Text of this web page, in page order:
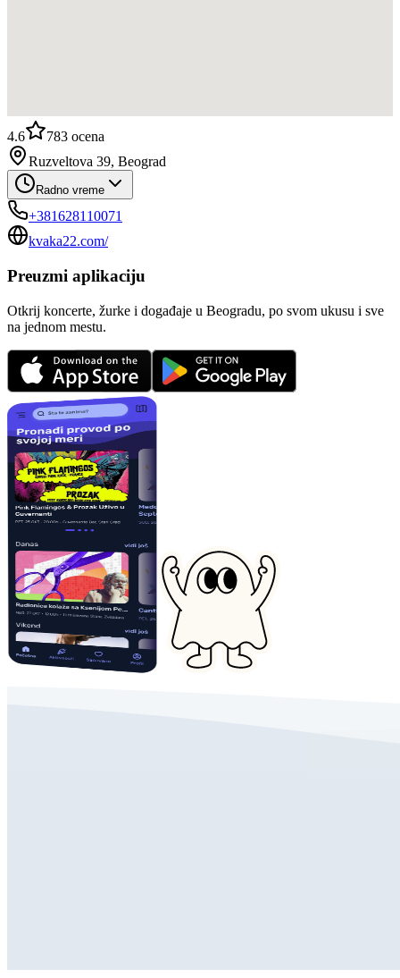
4.6 783 ocena
Ruzveltova 39, Beograd
Radno vreme
+381628110071
kvaka22.com/
Preuzmi aplikaciju
Otkrij koncerte, žurke i događaje u Beogradu, po svom ukusu i sve
na jednom mestu.